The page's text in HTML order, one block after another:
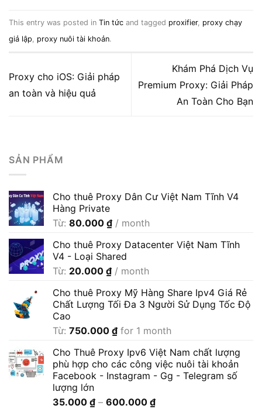
This entry was posted in Tin tức and tagged proxifier, proxy chạy
giả lập proxy nuôi tài khoản.
Proxy cho iOS: Giải pháp
an toàn và hiệu quả
Khám Phá Dịch Vụ
Premium Proxy: Giải Pháp
An Toàn Cho Bạn
SẢN PHẨM
Cho thuê Proxy Dân Cư Việt Nam Tĩnh V4
Hàng Private
Từ: 80.000 ₫ / month
Cho thuê Proxy Datacenter Việt Nam Tĩnh
V4 - Loại Shared
Từ: 20.000 ₫ / month
Cho thuê Proxy Mỹ Hàng Share Ipv4 Giá Rẻ
Chất Lượng Tối Đa 3 Người Sử Dụng Tốc Độ
Cao
Từ: 750.000 ₫ for 1 month
Cho Thuê Proxy Ipv6 Việt Nam chất lượng
phù hợp cho các công việc nuôi tài khoản
Facebook - Instagram - Gg - Telegram số
lượng lớn
35.000 ₫ – 600.000 ₫Khoảng